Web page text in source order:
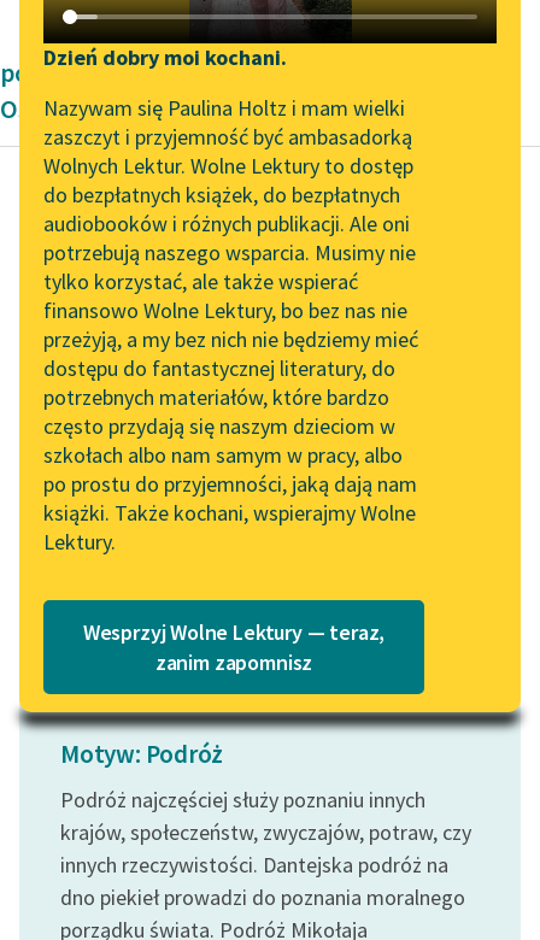
Katalog DAISY
Podkasty o książkach
Zgłoś brak utworu
Aktualności
„Prokurator Alicja Horn”
do słuchania
Byliśmy częścią AI Impact
Lab
Zapraszamy na spotkanie
online z tłumaczkami
literatury skandynawskiej
Spotkanie z Katarzyną
Tunkiel w Oslo
102. lata temu zmarł
Joseph Conrad
Lektury szkolne i klasyka
literatury do słuchania dla
uczennic i uczniów z
niepełnosprawnościami
E-kolekcja lektur
szkolnych i literatury do
słuchania dla uczennic i
uczniów z
niepełnosprawnościami
Narzędzia
Mapa Wolnych Lektur
Leśmianator
Przewodnik dla piszących i
czytających
API
OAI-PMH
Widget Wolnych Lektur
Przypisy
Katalog w formacie PDF
Dzień dobry moi kochani.
Nazywam się Paulina Holtz i mam wielki
zaszczyt i przyjemność być ambasadorką
Wolnych Lektur. Wolne Lektury to dostęp
do bezpłatnych książek, do bezpłatnych
audiobooków i różnych publikacji. Ale oni
potrzebują naszego wsparcia. Musimy nie
tylko korzystać, ale także wspierać
finansowo Wolne Lektury, bo bez nas nie
przeżyją, a my bez nich nie będziemy mieć
dostępu do fantastycznej literatury, do
potrzebnych materiałów, które bardzo
często przydają się naszym dzieciom w
szkołach albo nam samym w pracy, albo
po prostu do przyjemności, jaką dają nam
książki. Także kochani, wspierajmy Wolne
Lektury.
Wesprzyj Wolne Lektury — teraz,
zanim zapomnisz
powieści dla dzieci i młodzieży Bronisławy
Ostrowskiej
Bronisława Ostrowska
Bohaterski miś
Pierwsza podróż.
Wymarzona jak cud, a
jakże smutna!
Trociny, bibułki. Tłum
przygniecionych
pajaców, kogutów,
Czytaj więcej
Motyw: Podróż
Podróż najczęściej służy poznaniu innych
krajów, społeczeństw, zwyczajów, potraw, czy
innych rzeczywistości. Dantejska podróż na
dno piekieł prowadzi do poznania moralnego
porządku świata. Podróż Mikołaja